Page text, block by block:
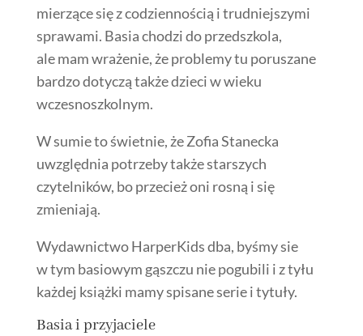
mierzące się z codziennością i trudniejszymi
sprawami. Basia chodzi do przedszkola,
ale mam wrażenie, że problemy tu poruszane
bardzo dotyczą także dzieci w wieku
wczesnoszkolnym.
W sumie to świetnie, że Zofia Stanecka
uwzględnia potrzeby także starszych
czytelników, bo przecież oni rosną i się
zmieniają.
Wydawnictwo HarperKids dba, byśmy sie
w tym basiowym gąszczu nie pogubili i z tyłu
każdej książki mamy spisane serie i tytuły.
Basia i przyjaciele